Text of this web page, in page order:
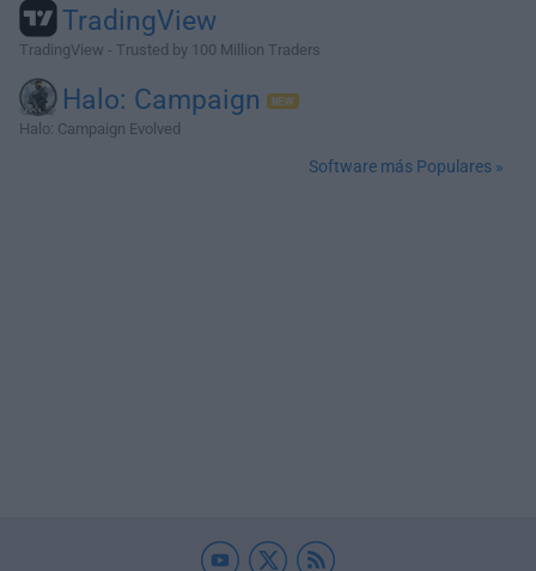
TradingView
TradingView - Trusted by 100 Million Traders
Halo: Campaign
Halo: Campaign Evolved
Software más Populares »